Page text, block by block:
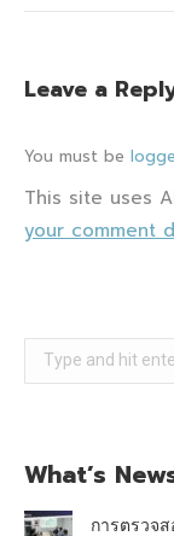
Leave a
You must be
This site uses
your comment
Search:
What’s
การตรวจ